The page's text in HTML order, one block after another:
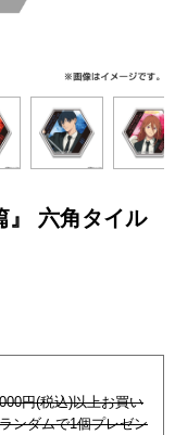
』 六角タイル
円(税込)以上お買い
ンダムで1個プレゼン